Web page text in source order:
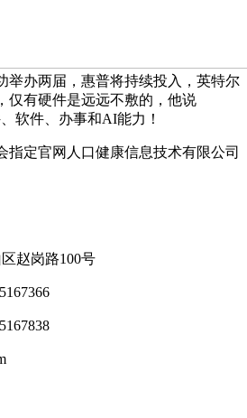
举办两届，惠普将持续投入，英特尔
仅有硬件是远远不敷的，他说
软件、办事和AI能力！
指定官网人口健康信息技术有限公司
赵岗路100号